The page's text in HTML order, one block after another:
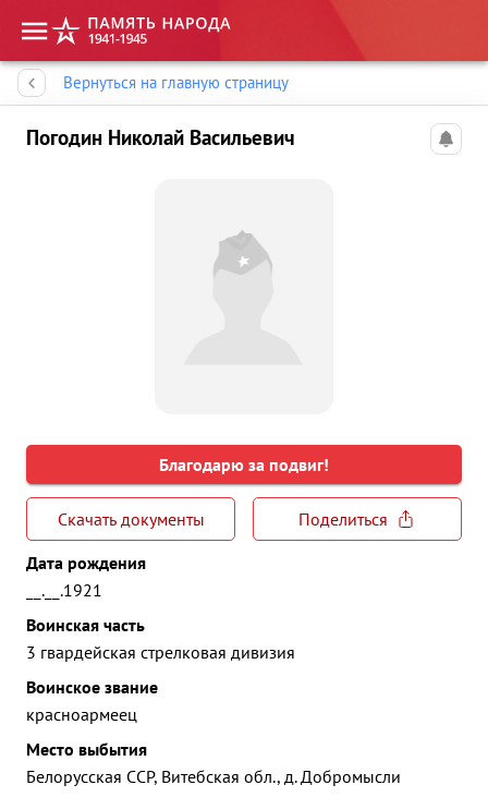
Вернуться на главную страницу
Погодин Николай Васильевич
Благодарю за подвиг!
Скачать документы
Поделиться
Дата рождения
__.__.1921
Воинская часть
3 гвардейская стрелковая дивизия
Воинское звание
красноармеец
Место выбытия
Белорусская ССР, Витебская обл., д. Добромысли
Память народа